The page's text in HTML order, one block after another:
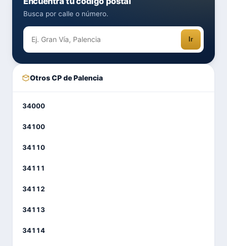
Busca por calle o número.
Ir
Otros CP de Palencia
34000
34100
34110
34111
34112
34113
34114